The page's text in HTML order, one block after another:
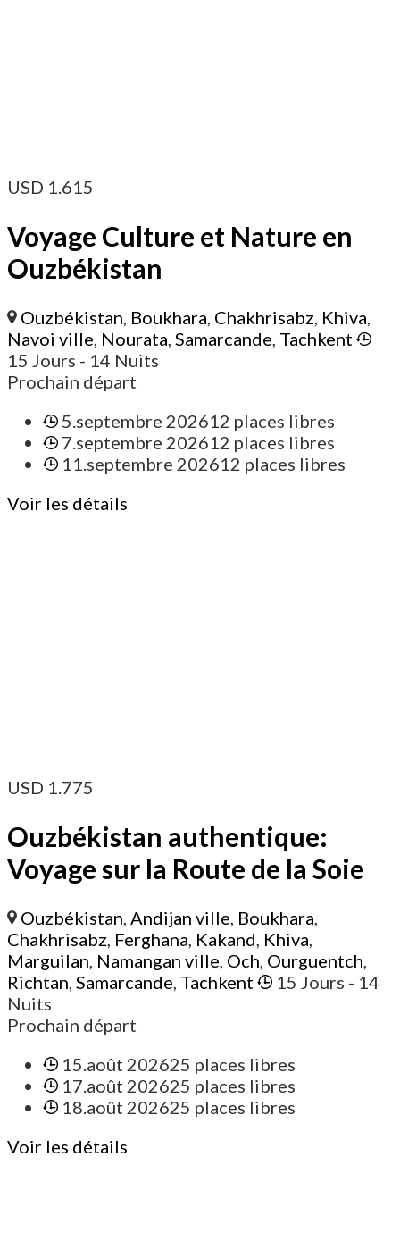
USD 1.615
Voyage Culture et Nature en
Ouzbékistan
Ouzbékistan, Boukhara, Chakhrisabz, Khiva,
Navoi ville, Nourata, Samarcande, Tachkent
15 Jours - 14 Nuits
Prochain départ
5.septembre 202612 places libres
7.septembre 202612 places libres
11.septembre 202612 places libres
Voir les détails
USD 1.775
Ouzbékistan authentique:
Voyage sur la Route de la Soie
Ouzbékistan,Andijan ville, Boukhara,
Chakhrisabz, Ferghana, Kakand, Khiva,
Marguilan, Namangan ville, Och, Ourguentch,
Richtan, Samarcande, Tachkent 15 Jours - 14
Nuits
Prochain départ
15.août 202625 places libres
17.août 202625 places libres
18.août 202625 places libres
Voir les détails